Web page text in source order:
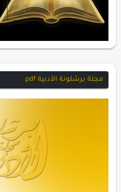
مجلة برشلونة الأدبية pdf